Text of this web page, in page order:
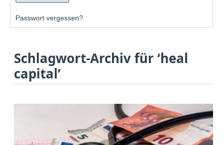
Passwort vergessen?
Schlagwort-Archiv für ‘heal
capital’